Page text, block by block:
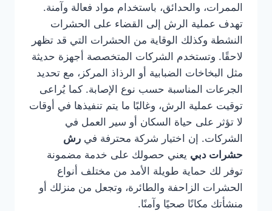
الممرات، والحدائق، باستخدام مواد فعالة وآمنة.
تهدف عملية الرش إلى القضاء على الحشرات
النشطة وكذلك الوقاية من الحشرات التي قد تظهر
لاحقًا. وتستخدم الشركات المتخصصة أجهزة حديثة
مثل البخاخات الضبابية أو الرذاذ المركز، مع تحديد
الجرعات المناسبة حسب نوع الإصابة. كما يُراعى
توقيت عملية الرش، وغالبًا ما يتم تنفيذها في أوقات
لا تؤثر على حياة السكان أو سير العمل في
الشركات. إن اختيار شركة محترفة في رش
حشرات دبي يعني حصولك على خدمة مضمونة
توفر لك حماية طويلة الأمد من مختلف أنواع
الحشرات الزاحفة والطائرة، وتجعل من منزلك أو
منشأتك مكانًا صحيًا وآمنًا.